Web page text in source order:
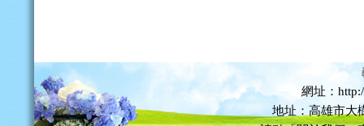
網址：
地址：高雄市大